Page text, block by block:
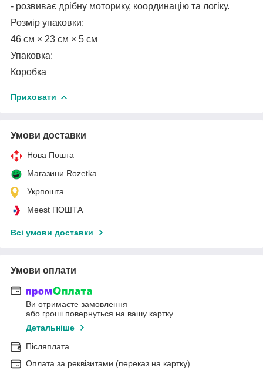
- розвиває дрібну моторику, координацію та логіку.
Розмір упаковки:
46 см × 23 см × 5 см
Упаковка:
Коробка
Приховати
Умови доставки
Нова Пошта
Магазини Rozetka
Укрпошта
Meest ПОШТА
Всі умови доставки
Умови оплати
Ви отримаєте замовлення
або гроші повернуться на вашу картку
Детальніше
Післяплата
Оплата за реквізитами (переказ на картку)